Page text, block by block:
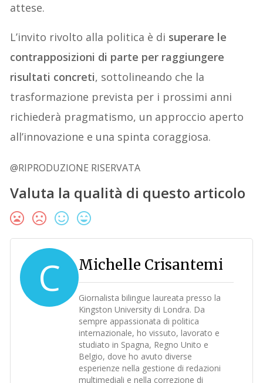
attese.
L’invito rivolto alla politica è di superare le
contrapposizioni di parte per raggiungere
risultati concreti, sottolineando che la
trasformazione prevista per i prossimi anni
richiederà pragmatismo, un approccio aperto
all’innovazione e una spinta coraggiosa.
@RIPRODUZIONE RISERVATA
Valuta la qualità di questo articolo
C Michelle Crisantemi
Giornalista bilingue laureata presso la
Kingston University di Londra. Da
sempre appassionata di politica
internazionale, ho vissuto, lavorato e
studiato in Spagna, Regno Unito e
Belgio, dove ho avuto diverse
esperienze nella gestione di redazioni
multimediali e nella correzione di